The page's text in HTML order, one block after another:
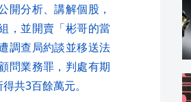
開分析、講解個股，
，並開賣「彬哥的當
調查局約談並移送法
問業務罪，判處有期
共3百餘萬元。